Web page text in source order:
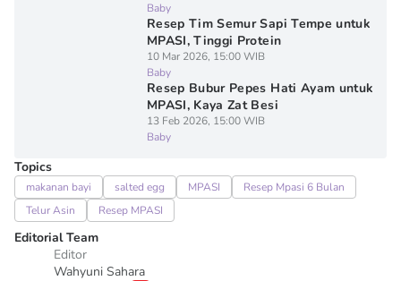
Baby
Resep Tim Semur Sapi Tempe untuk
MPASI, Tinggi Protein
10 Mar 2026, 15:00 WIB
Baby
Resep Bubur Pepes Hati Ayam untuk
MPASI, Kaya Zat Besi
13 Feb 2026, 15:00 WIB
Baby
Topics
makanan bayi salted egg MPASI
Resep Mpasi 6 Bulan
Telur Asin
Resep MPASI
Editorial Team
Editor
Wahyuni Sahara